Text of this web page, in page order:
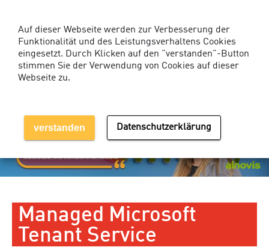
Managed Microsoft
Tenant Service
Auf dieser Webseite werden zur Verbesserung der
Funktionalität und des Leistungsverhaltens Cookies
eingesetzt. Durch Klicken auf den "verstanden"-Button
stimmen Sie der Verwendung von Cookies auf dieser
Webseite zu.
verstanden Datenschutzerklärung